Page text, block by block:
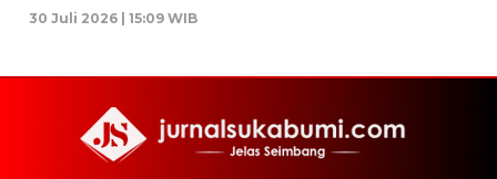
30 Juli 2026 | 15:09 WIB